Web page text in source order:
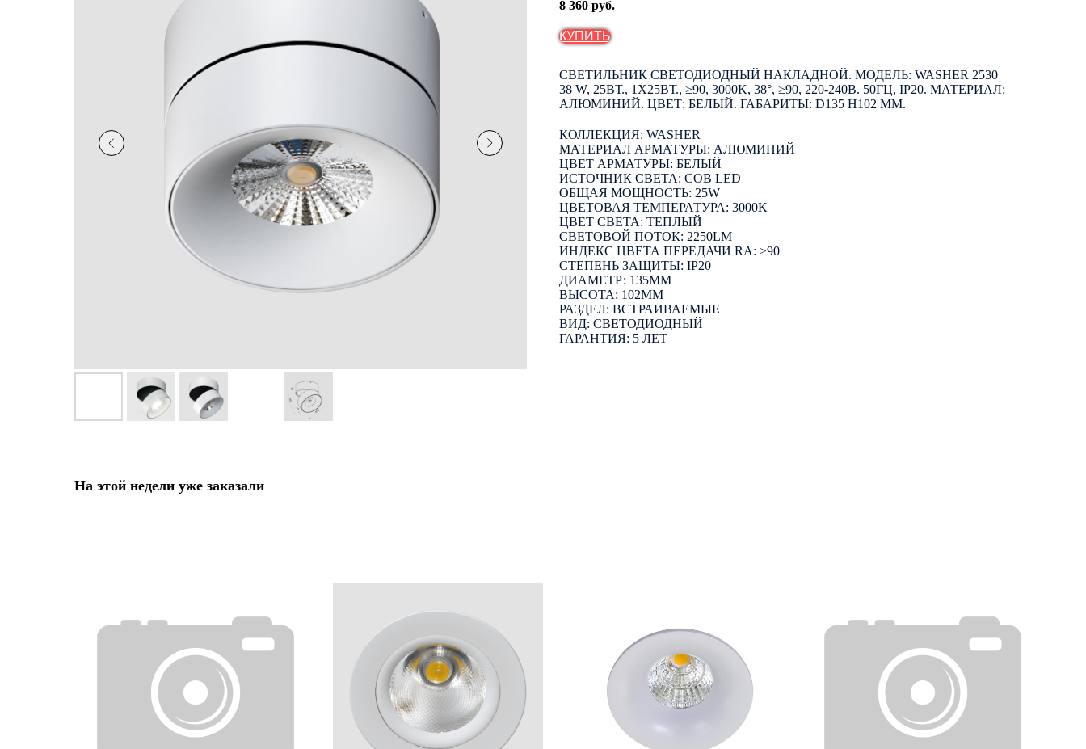
8 360 руб.
КУПИТЬ
СВЕТИЛЬНИК СВЕТОДИОДНЫЙ НАКЛАДНОЙ. МОДЕЛЬ: WASHER 2530
38 W, 25ВТ., 1Х25ВТ., ≥90, 3000K, 38°, ≥90, 220-240В. 50ГЦ, IP20. МАТЕРИАЛ:
АЛЮМИНИЙ. ЦВЕТ: БЕЛЫЙ. ГАБАРИТЫ: D135 H102 ММ.
КОЛЛЕКЦИЯ: WASHER
МАТЕРИАЛ АРМАТУРЫ: АЛЮМИНИЙ
ЦВЕТ АРМАТУРЫ: БЕЛЫЙ
ИСТОЧНИК СВЕТА: COB LED
ОБЩАЯ МОЩНОСТЬ: 25W
ЦВЕТОВАЯ ТЕМПЕРАТУРА: 3000K
ЦВЕТ СВЕТА: ТЕПЛЫЙ
СВЕТОВОЙ ПОТОК: 2250LM
ИНДЕКС ЦВЕТА ПЕРЕДАЧИ RA: ≥90
СТЕПЕНЬ ЗАЩИТЫ: IP20
ДИАМЕТР: 135ММ
ВЫСОТА: 102ММ
РАЗДЕЛ: ВСТРАИВАЕМЫЕ
ВИД: СВЕТОДИОДНЫЙ
ГАРАНТИЯ: 5 ЛЕТ
На этой недели уже заказали